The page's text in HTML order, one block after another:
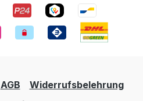
AGB
Widerrufsbelehrung